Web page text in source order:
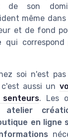
son
même
et de fond
qui
soi n'est
aussi un
. Les
atelier
en ligne